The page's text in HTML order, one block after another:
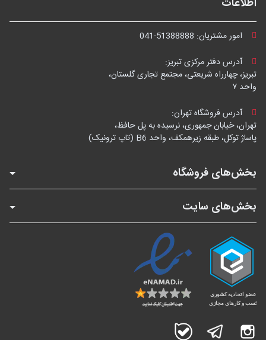
اطلاعات
امور مشتریان: 041-51388888
آدرس دفتر مرکزی تبریز:
تبریز، چهارراه شریعتی، مجتمع تجاری گلستان،
واحد ۷
آدرس فروشگاه تهران:
تهران، خیابان جمهوری، نرسیده به پل حافظ،
پاساژ توکل، طبقه زیرهمکف، واحد B6 (تاپ ترونیک)
بخش‌های فروشگاه
بخش‌های سایت
اینستاگرام تلگرام